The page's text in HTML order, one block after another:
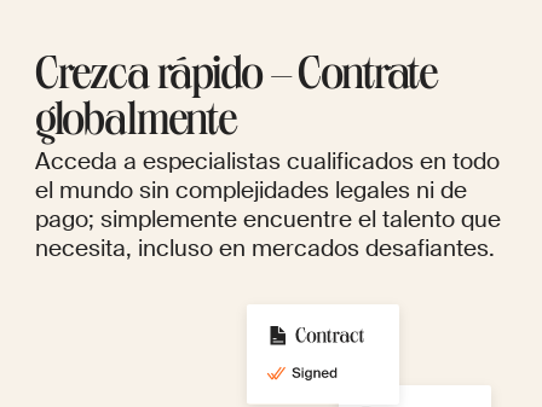
Crezca rápido – Contrate
globalmente
Acceda a especialistas cualificados en todo
el mundo sin complejidades legales ni de
pago; simplemente encuentre el talento que
necesita, incluso en mercados desafiantes.